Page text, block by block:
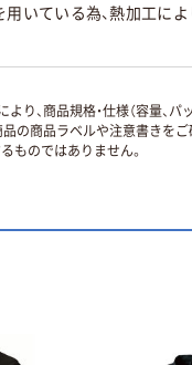
いている為、熱加工
、商品規格・仕様（容量、
商品ラベルや注意書きを
ものではありません。